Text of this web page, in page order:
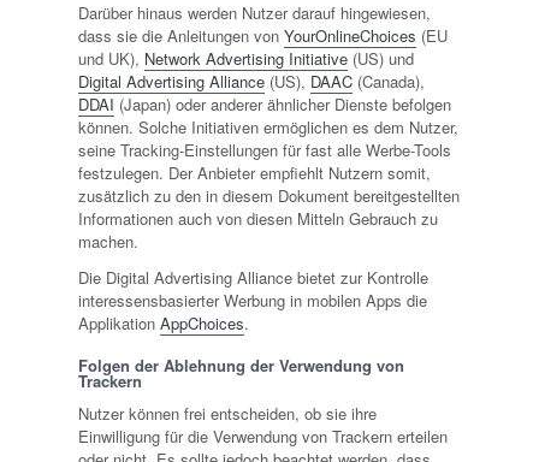
Darüber hinaus werden Nutzer darauf hingewiesen,
dass sie die Anleitungen von YourOnlineChoices (EU
und UK), Network Advertising Initiative(US) und
Digital Advertising Alliance(US), DAAC(Canada),
DDAI (Japan) oder anderer ähnlicher Dienste befolgen
können. Solche Initiativen ermöglichen es dem Nutzer,
seine Tracking-Einstellungen für fast alle Werbe-Tools
festzulegen. Der Anbieter empfiehlt Nutzern somit,
zusätzlich zu den in diesem Dokument bereitgestellten
Informationen auch von diesen Mitteln Gebrauch zu
machen.
Die Digital Advertising Alliance bietet zur Kontrolle
interessensbasierter Werbung in mobilen Apps die
Applikation AppChoices.
Folgen der Ablehnung der Verwendung von
Trackern
Nutzer können frei entscheiden, ob sie ihre
Einwilligung für die Verwendung von Trackern erteilen